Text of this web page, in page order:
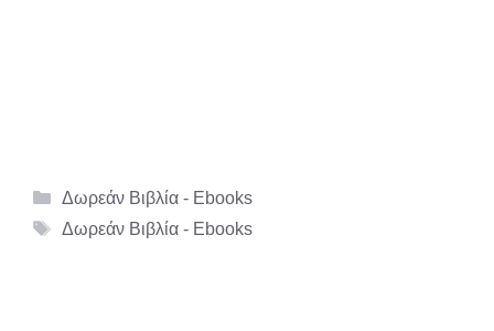
Κατηγορίες
Δωρεάν Βιβλία - Ebooks
Ετικέτες
Δωρεάν Βιβλία - Ebooks